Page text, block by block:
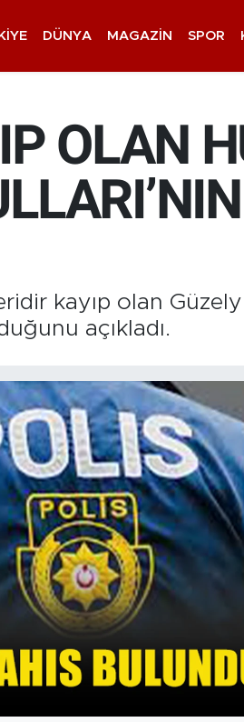
DÜNYA MAGAZIN SPOR
OLAN
kayıp olan
açıkladı.